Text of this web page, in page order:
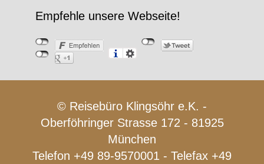
Empfehle unsere Webseite!
© Reisebüro Klingsöhr e.K. -
Oberföhringer Strasse 172 - 81925
München
Telefon +49 89-9570001 - Telefax +49